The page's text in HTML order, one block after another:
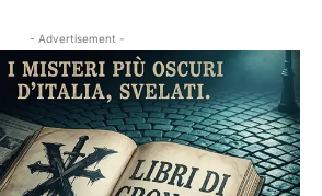
- Advertisement -